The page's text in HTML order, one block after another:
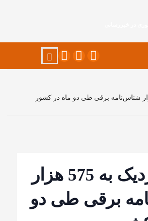
توزیع نزدیک به 575 هزار
برقی طی دو